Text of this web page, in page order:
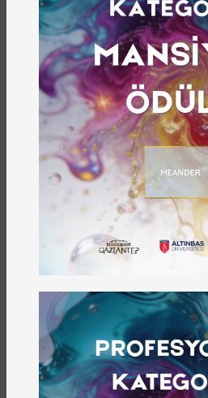
MAĞAZA & KAFELER
ZEUGMA MÜZENIN KAHVESI
MAĞAZA & KAFELER
HAVALIMANI MAĞAZASI